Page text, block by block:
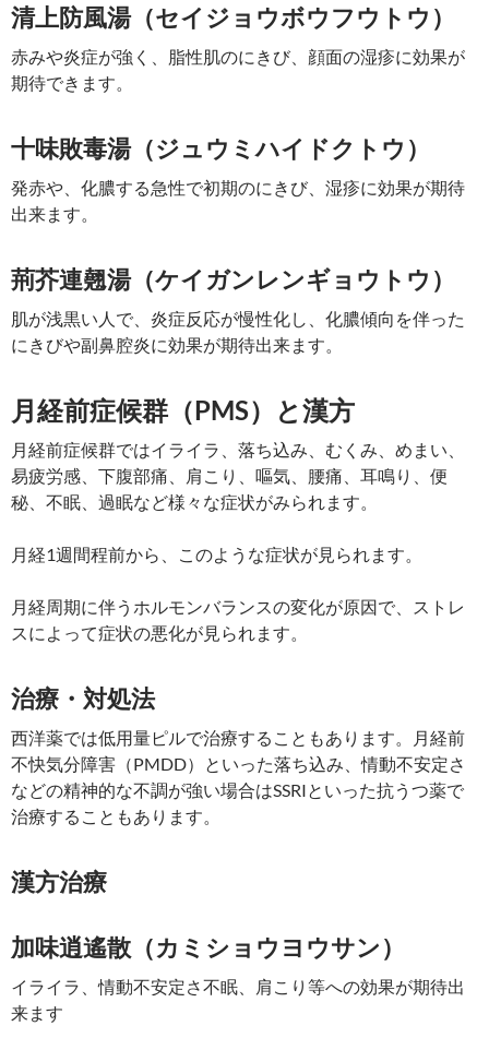
清上防風湯（セイジョウボウフウトウ）
赤みや炎症が強く、脂性肌のにきび、顔面の湿疹に効果が
期待できます。
十味敗毒湯（ジュウミハイドクトウ）
発赤や、化膿する急性で初期のにきび、湿疹に効果が期待
出来ます。
荊芥連翹湯（ケイガンレンギョウトウ）
肌が浅黒い人で、炎症反応が慢性化し、化膿傾向を伴った
にきびや副鼻腔炎に効果が期待出来ます。
月経前症候群（PMS）と漢方
月経前症候群ではイライラ、落ち込み、むくみ、めまい、
易疲労感、下腹部痛、肩こり、嘔気、腰痛、耳鳴り、便
秘、不眠、過眠など様々な症状がみられます。
月経1週間程前から、このような症状が見られます。
月経周期に伴うホルモンバランスの変化が原因で、ストレ
スによって症状の悪化が見られます。
治療・対処法
西洋薬では低用量ピルで治療することもあります。月経前
不快気分障害（PMDD）といった落ち込み、情動不安定さ
などの精神的な不調が強い場合はSSRIといった抗うつ薬で
治療することもあります。
漢方治療
加味逍遙散（カミショウヨウサン）
イライラ、情動不安定さ不眠、肩こり等への効果が期待出
来ます